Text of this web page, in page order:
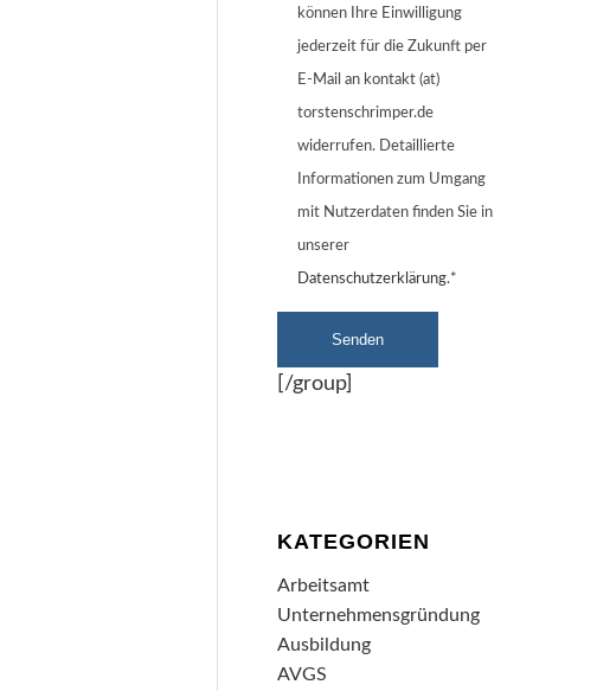
können Ihre Einwilligung
jederzeit für die Zukunft per
E-Mail an kontakt (at)
torstenschrimper.de
widerrufen. Detaillierte
Informationen zum Umgang
mit Nutzerdaten finden Sie in
unserer
Datenschutzerklärung.*
[/group]
KATEGORIEN
Arbeitsamt
Unternehmensgründung
Ausbildung
AVGS